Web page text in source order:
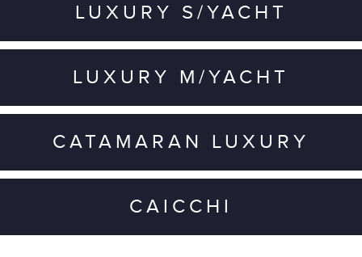
LUXURY S/YACHT
LUXURY M/YACHT
CATAMARAN LUXURY
CAICCHI